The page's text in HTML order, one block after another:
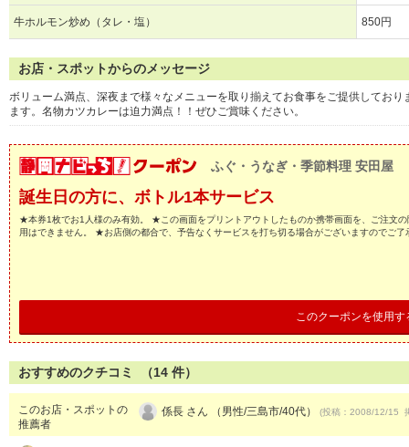
牛ホルモン炒め（タレ・塩） 850円
お店・スポットからのメッセージ
ボリューム満点、深夜まで様々なメニューを取り揃えてお食事をご提供してお
ます。名物カツカレーは迫力満点！！ぜひご賞味ください。
ふぐ・うなぎ・季節料理 安田屋
誕生日の方に、ボトル1本サービス
★本券1枚でお1人様のみ有効。 ★この画面をプリントアウトしたものか携帯画面を、ご注文
用はできません。 ★お店側の都合で、予告なくサービスを打ち切る場合がございますのでご了
このクーポンを使用す
おすすめのクチコミ （14 件）
このお店・スポットの
推薦者
係長 さん （男性/三島市/40代） (投稿：2008/12/15